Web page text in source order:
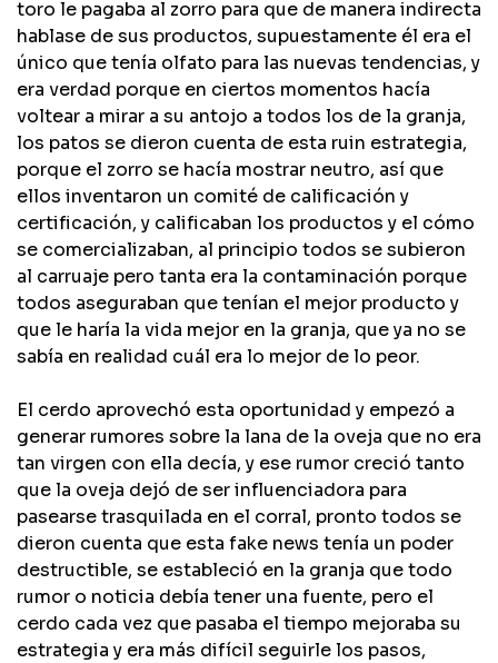
toro le pagaba al zorro para que de manera indirecta
hablase de sus productos, supuestamente él era el
único que tenía olfato para las nuevas tendencias, y
era verdad porque en ciertos momentos hacía
voltear a mirar a su antojo a todos los de la granja,
los patos se dieron cuenta de esta ruin estrategia,
porque el zorro se hacía mostrar neutro, así que
ellos inventaron un comité de calificación y
certificación, y calificaban los productos y el cómo
se comercializaban, al principio todos se subieron
al carruaje pero tanta era la contaminación porque
todos aseguraban que tenían el mejor producto y
que le haría la vida mejor en la granja, que ya no se
sabía en realidad cuál era lo mejor de lo peor.
El cerdo aprovechó esta oportunidad y empezó a
generar rumores sobre la lana de la oveja que no era
tan virgen con ella decía, y ese rumor creció tanto
que la oveja dejó de ser influenciadora para
pasearse trasquilada en el corral, pronto todos se
dieron cuenta que esta fake news tenía un poder
destructible, se estableció en la granja que todo
rumor o noticia debía tener una fuente, pero el
cerdo cada vez que pasaba el tiempo mejoraba su
estrategia y era más difícil seguirle los pasos,